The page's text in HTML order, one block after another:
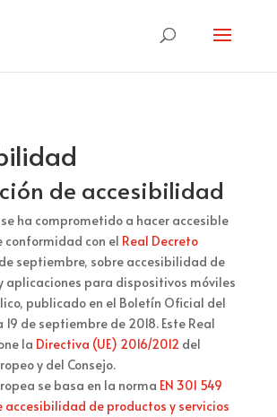
de accesibilidad
se ha comprometido a hacer accesible
conformidad con el Real Decreto
septiembre, sobre accesibilidad de
aplicaciones para dispositivos móviles
publicado en el Boletín Oficial del
19 de septiembre de 2018. Este Real
la Directiva (UE) 2016/2012 del
y del Consejo.
se basa en la norma EN 301 549
accesibilidad de productos y servicios